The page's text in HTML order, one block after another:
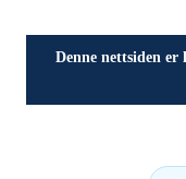
Denne nettsiden